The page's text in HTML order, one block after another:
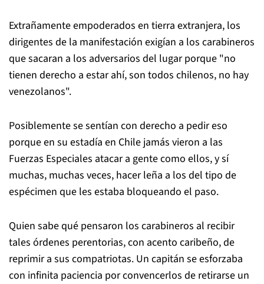
Extrañamente empoderados en tierra extranjera, los
dirigentes de la manifestación exigían a los carabineros
que sacaran a los adversarios del lugar porque "no
tienen derecho a estar ahí, son todos chilenos, no hay
venezolanos".
Posiblemente se sentían con derecho a pedir eso
porque en su estadía en Chile jamás vieron a las
Fuerzas Especiales atacar a gente como ellos, y sí
muchas, muchas veces, hacer leña a los del tipo de
espécimen que les estaba bloqueando el paso.
Quien sabe qué pensaron los carabineros al recibir
tales órdenes perentorias, con acento caribeño, de
reprimir a sus compatriotas. Un capitán se esforzaba
con infinita paciencia por convencerlos de retirarse un